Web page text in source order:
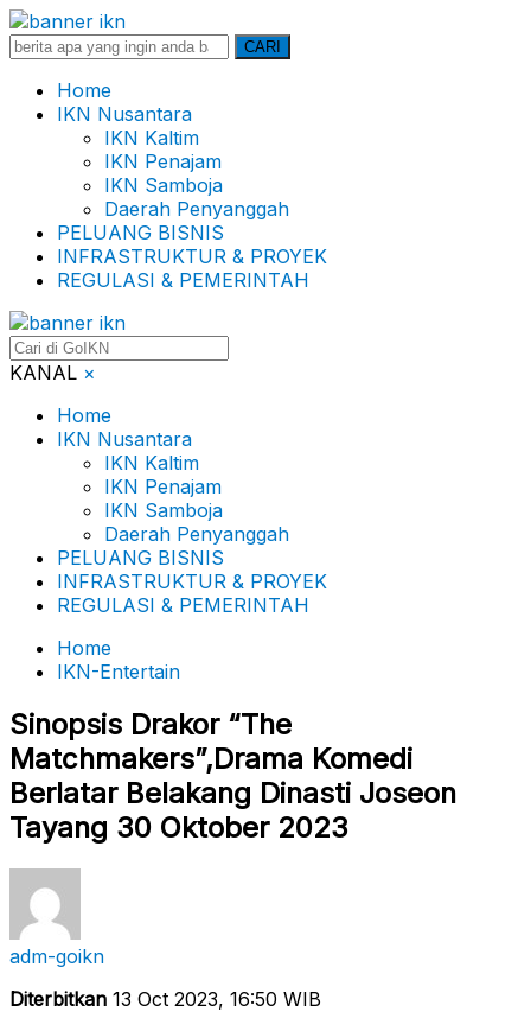
Search
CARI
Home
IKN Nusantara
IKN Kaltim
IKN Penajam
IKN Samboja
Daerah Penyanggah
PELUANG BISNIS
INFRASTRUKTUR & PROYEK
REGULASI & PEMERINTAH
KANAL ×
Home
IKN Nusantara
IKN Kaltim
IKN Penajam
IKN Samboja
Daerah Penyanggah
PELUANG BISNIS
INFRASTRUKTUR & PROYEK
REGULASI & PEMERINTAH
Home
IKN-Entertain
Sinopsis Drakor “The
Matchmakers”,Drama Komedi
Berlatar Belakang Dinasti Joseon
Tayang 30 Oktober 2023
adm-goikn
Diterbitkan 13 Oct 2023, 16:50 WIB